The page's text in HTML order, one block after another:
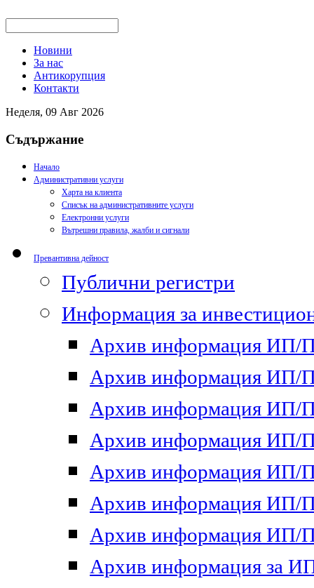
Новини
За нас
Антикорупция
Контакти
Неделя, 09 Авг 2026
Съдържание
Начало
Административни услуги
Харта на клиента
Списък на административните услуги
Електронни услуги
Вътрешни правила, жалби и сигнали
Превантивна дейност
Публични регистри
Информация за
Архив информация ИП/
Архив информация ИП/
Архив информация ИП/
Архив информация ИП/
Архив информация ИП/
Архив информация ИП/
Архив информация ИП/
Архив информация за